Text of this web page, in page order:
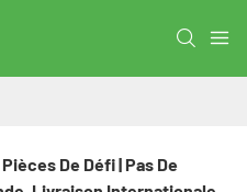
De Défi | Pas De